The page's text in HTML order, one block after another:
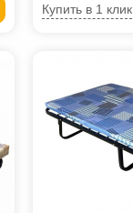
Купить в 1 клик